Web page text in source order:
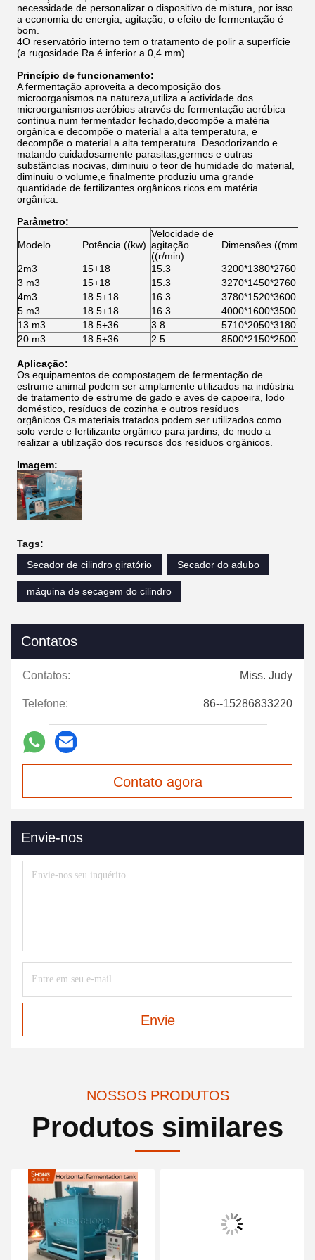
necessidade de personalizar o dispositivo de mistura, por isso
a economia de energia, agitação, o efeito de fermentação é
bom.
4O reservatório interno tem o tratamento de polir a superfície
(a rugosidade Ra é inferior a 0,4 mm).
Princípio de funcionamento:
A fermentação aproveita a decomposição dos
microorganismos na natureza,utiliza a actividade dos
microorganismos aeróbios através de fermentação aeróbica
contínua num fermentador fechado,decompõe a matéria
orgânica e decompõe o material a alta temperatura, e
decompõe o material a alta temperatura. Desodorizando e
matando cuidadosamente parasitas,germes e outras
substâncias nocivas, diminuiu o teor de humidade do material,
diminuiu o volume,e finalmente produziu uma grande
quantidade de fertilizantes orgânicos ricos em matéria
orgânica.
Parâmetro:
Modelo Potência ((kw)
Velocidade de
agitação
((r/min)
Dimensões ((mm)
2m3 15+18 15.3
3200*1380*2760
3 m3
15+18 15.3
3270*1450*2760
4m3
18.5+18 16.3
3780*1520*3600
5 m3
18.5+18 16.3
4000*1600*3500
13 m3
18.5+36 3.8
5710*2050*3180
20 m3
18.5+36 2.5 8500*2150*2500
Aplicação:
Os equipamentos de compostagem de fermentação de
estrume animal podem ser amplamente utilizados na indústria
de tratamento de estrume de gado e aves de capoeira, lodo
doméstico, resíduos de cozinha e outros resíduos
orgânicos.Os materiais tratados podem ser utilizados como
solo verde e fertilizante orgânico para jardins, de modo a
realizar a utilização dos recursos dos resíduos orgânicos.
Imagem:
Tags:
Secador de cilindro giratório
Secador do adubo
máquina de secagem do cilindro
Contatos
Contatos: Miss. Judy
Telefone: 86--15286833220
Contato agora
Envie-nos
Envie
NOSSOS PRODUTOS
Produtos similares